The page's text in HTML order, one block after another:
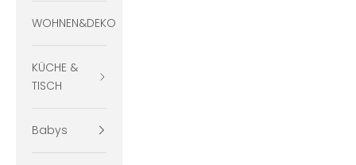
WOHNEN&DEKO
KÜCHE &
TISCH
Babys